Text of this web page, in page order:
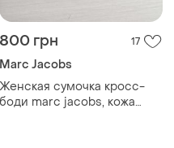
800 грн 17
Marc Jacobs
Женская сумочка кросс-
боди marc jacobs, кожа